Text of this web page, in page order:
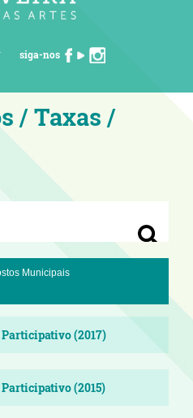
siga-nos
/ Taxas /
Municipais
(2017)
(2015)